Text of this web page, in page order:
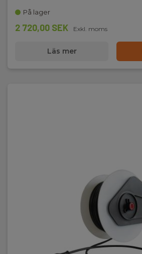
På lager
2 720,00 SEK Exkl. moms
Läs mer